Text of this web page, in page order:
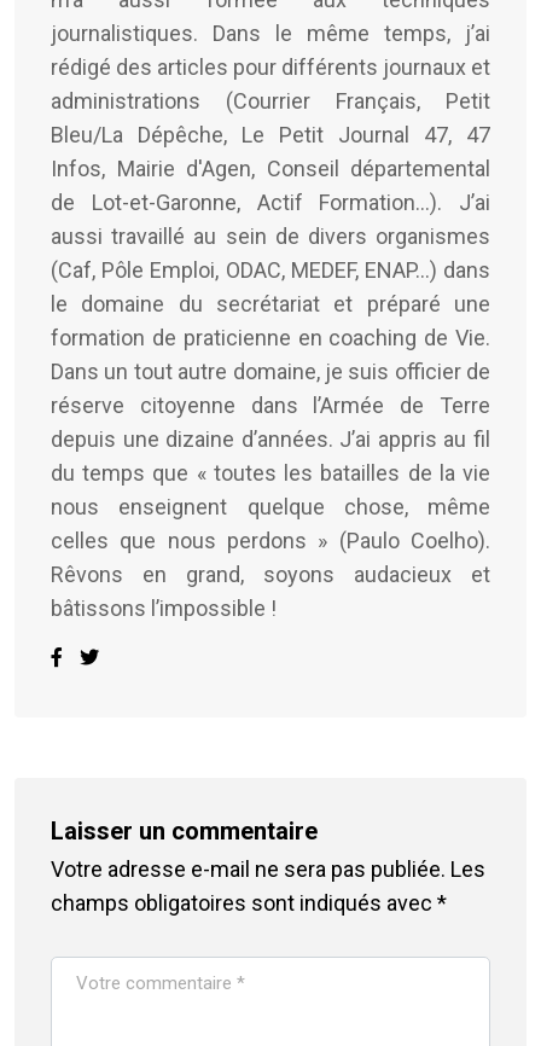
journalistiques. Dans le même temps, j’ai
rédigé des articles pour différents journaux et
administrations (Courrier Français, Petit
Bleu/La Dépêche, Le Petit Journal 47, 47
Infos, Mairie d'Agen, Conseil départemental
de Lot-et-Garonne, Actif Formation...). J’ai
aussi travaillé au sein de divers organismes
(Caf, Pôle Emploi, ODAC, MEDEF, ENAP…) dans
le domaine du secrétariat et préparé une
formation de praticienne en coaching de Vie.
Dans un tout autre domaine, je suis officier de
réserve citoyenne dans l’Armée de Terre
depuis une dizaine d’années. J’ai appris au fil
du temps que « toutes les batailles de la vie
nous enseignent quelque chose, même
celles que nous perdons » (Paulo Coelho).
Rêvons en grand, soyons audacieux et
bâtissons l’impossible !
Laisser un commentaire
Votre adresse e-mail ne sera pas publiée. Les
champs obligatoires sont indiqués avec *